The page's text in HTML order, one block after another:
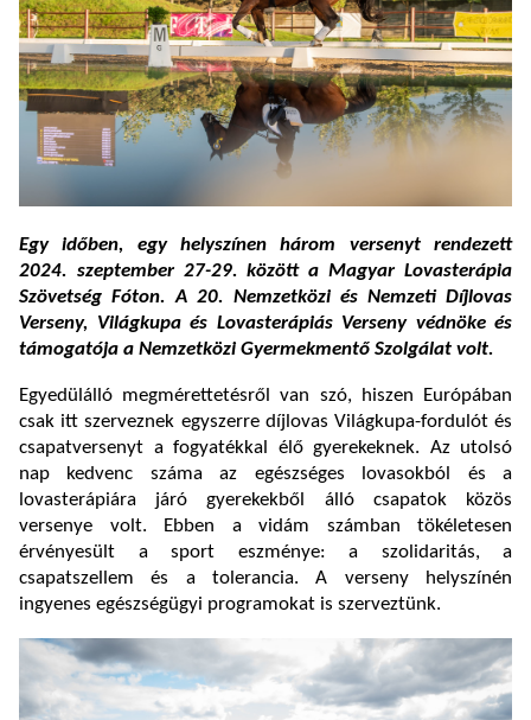
Egy időben, egy helyszínen három versenyt rendezett
2024. szeptember 27-29. között a Magyar Lovasterápia
Szövetség Fóton. A 20. Nemzetközi és Nemzeti Díjlovas
Verseny, Világkupa és Lovasterápiás Verseny védnöke és
támogatója a Nemzetközi Gyermekmentő Szolgálat volt.
Egyedülálló megmérettetésről van szó, hiszen Európában
csak itt szerveznek egyszerre díjlovas Világkupa-fordulót és
csapatversenyt a fogyatékkal élő gyerekeknek. Az utolsó
nap kedvenc száma az egészséges lovasokból és a
lovasterápiára járó gyerekekből álló csapatok közös
versenye volt. Ebben a vidám számban tökéletesen
érvényesült a sport eszménye: a szolidaritás, a
csapatszellem és a tolerancia. A verseny helyszínén
ingyenes egészségügyi programokat is szerveztünk.